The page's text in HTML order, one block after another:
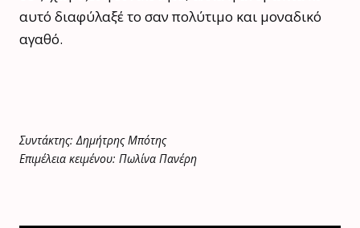
αυτό διαφύλαξέ το σαν πολύτιμο και μοναδικό
αγαθό.
Συντάκτης: Δημήτρης Μπότης
Επιμέλεια κειμένου: Πωλίνα Πανέρη